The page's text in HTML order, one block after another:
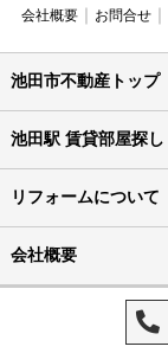
会社概要
お問合せ
池田市不動産トップ
池田駅 賃貸部屋探し
リフォームについて
会社概要